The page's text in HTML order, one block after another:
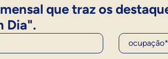
que traz os
Dia".
Ocupação*